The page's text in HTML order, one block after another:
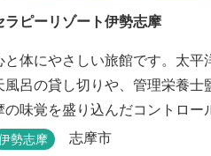
ラピーリゾート伊勢志摩
と体にやさしい旅館です。太平
風呂の貸し切りや、管理栄養士
の味覚を盛り込んだコントロー
できます。
勢志摩 志摩市